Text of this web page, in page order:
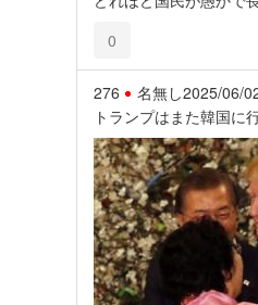
0
276 名無し2025/06/
トランプはまた韓国に